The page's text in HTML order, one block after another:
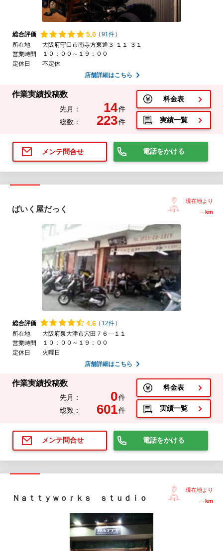
総合評価 5.0 (91件)
所在地
大阪府守口市南寺方東通３‐１１‐３１
営業時間
１０：００～１９：００
定休日
不定休
店舗詳細はこちら
作業実績投稿数
先月： 14件
総数：
223件
料金表
実績一覧
メンテ問合せ 電話をかける
ばいく屋だっく
現在地より
-- km
総合評価 4.6 ( 12件)
所在地
大阪府泉大津市穴田７６―１１
営業時間
１０：００～１９：００
定休日
火曜日
店舗詳細はこちら
作業実績投稿数
先月： 0件
総数：
601件
料金表
実績一覧
メンテ問合せ 電話をかける
Ｎａｔｔｙｗｏｒｋｓ ｓｔｕｄｉｏ
現在地より
-- km